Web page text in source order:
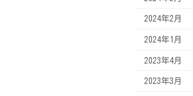
2024年2月
2024年1月
2023年4月
2023年3月